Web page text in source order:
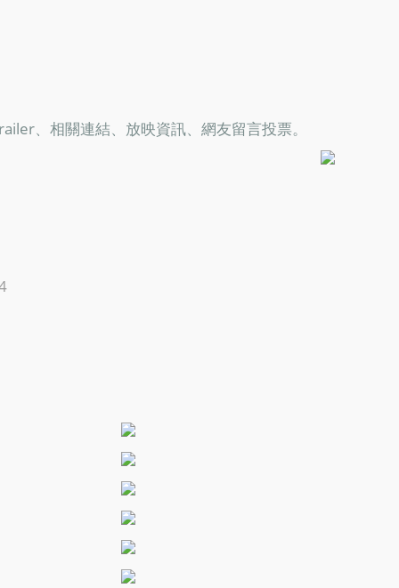
、相關連結、放映資訊、網友留言投票。